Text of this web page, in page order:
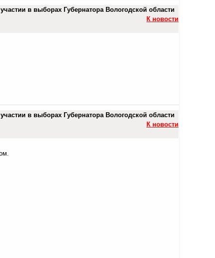
в выборах Губернатора Вологодской области
К новости
в выборах Губернатора Вологодской области
К новости